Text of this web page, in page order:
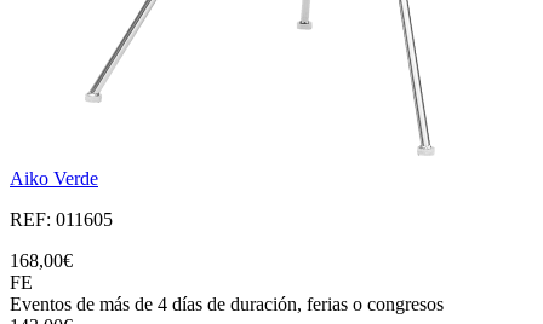
Aiko Verde
REF: 011605
168,00€
FE
Eventos de más de 4 días de duración, ferias o congresos